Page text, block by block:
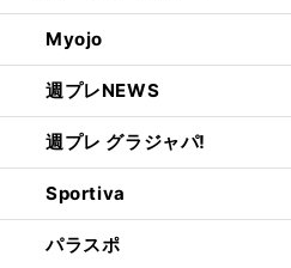
Myojo
週プレNEWS
週プレ グラジャパ!
Sportiva
パラスポ